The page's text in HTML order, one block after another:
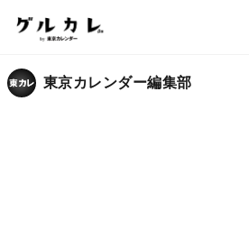
東京カレンダー編集部